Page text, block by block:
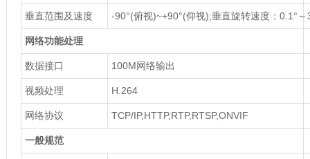
垂直范围及速度 -90°(俯视)~+90°(仰视);垂直旋转速度：0.1°～
网络功能处理
数据接口 100M网络输出
视频处理 H.264
网络协议 TCP/IP,HTTP,RTP,RTSP,ONVIF
一般规范